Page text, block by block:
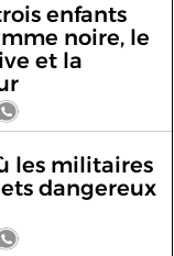
enfants
noire, le
et la
les militaires
dangereux